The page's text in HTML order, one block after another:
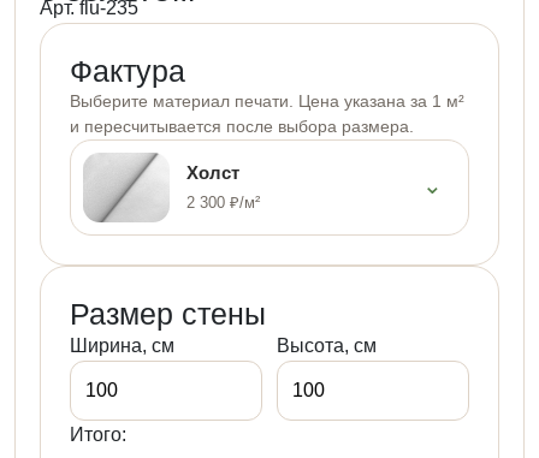
Арт. flu-235
Фактура
Выберите материал печати. Цена указана за 1 м²
и пересчитывается после выбора размера.
Холст
2 300 ₽/м²
⌄
Размер стены
Ширина, см Высота, см
Итого: